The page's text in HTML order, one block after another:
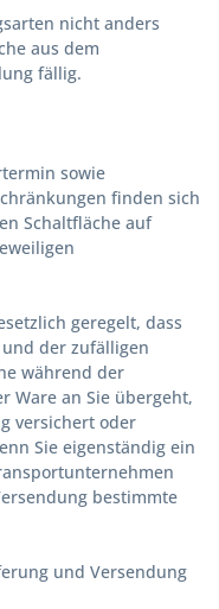
nicht anders
aus dem
fällig.
sowie
finden sich
Schaltfläche auf
geregelt, dass
der zufälligen
während der
Ware an Sie übergeht,
versichert oder
Sie eigenständig ein
bestimmte
und Versendung